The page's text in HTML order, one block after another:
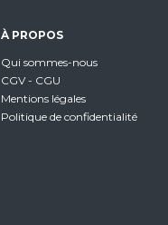
À PROPOS
Qui sommes-nous
CGV - CGU
Mentions légales
Politique de confidentialité